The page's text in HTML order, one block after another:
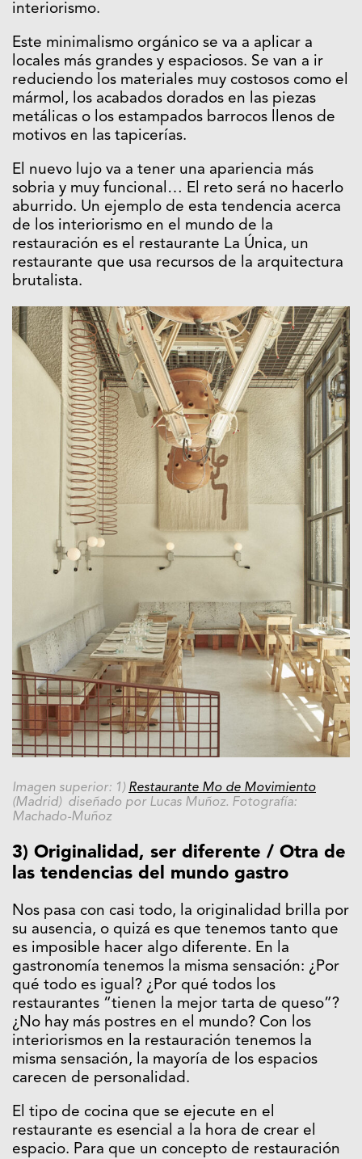
interiorismo.
Este minimalismo orgánico se va a aplicar a
locales más grandes y espaciosos. Se van a ir
reduciendo los materiales muy costosos como el
mármol, los acabados dorados en las piezas
metálicas o los estampados barrocos llenos de
motivos en las tapicerías.
El nuevo lujo va a tener una apariencia más
sobria y muy funcional… El reto será no hacerlo
aburrido. Un ejemplo de esta tendencia acerca
de los interiorismo en el mundo de la
restauración es el restaurante La Única, un
restaurante que usa recursos de la arquitectura
brutalista.
Imagen superior: 1) Restaurante Mo de Movimiento
(Madrid) diseñado por Lucas Muñoz. Fotografía:
Machado-Muñoz
3) Originalidad, ser diferente / Otra de
las tendencias del mundo gastro
Nos pasa con casi todo, la originalidad brilla por
su ausencia, o quizá es que tenemos tanto que
es imposible hacer algo diferente. En la
gastronomía tenemos la misma sensación: ¿Por
qué todo es igual? ¿Por qué todos los
restaurantes “tienen la mejor tarta de queso”?
¿No hay más postres en el mundo? Con los
interiorismos en la restauración tenemos la
misma sensación, la mayoría de los espacios
carecen de personalidad.
El tipo de cocina que se ejecute en el
restaurante es esencial a la hora de crear el
espacio. Para que un concepto de restauración